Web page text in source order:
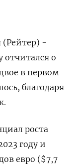
-
отчитался о
в первом
благодаря
роста
году и
евро ($7,7